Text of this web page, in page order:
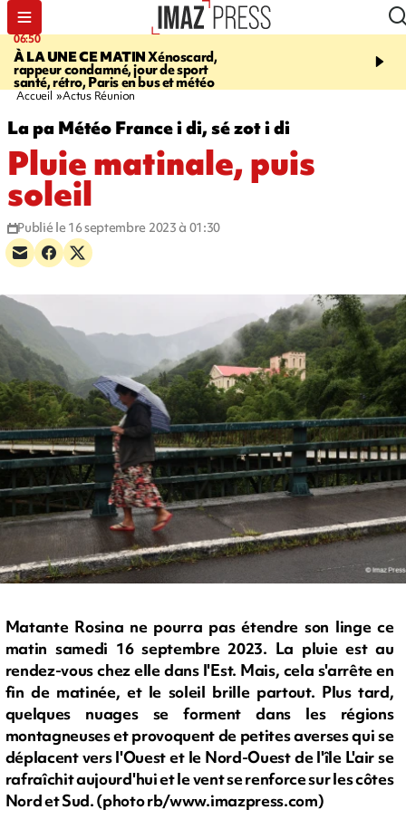
06:50
À LA UNE CE MATINXénoscard,
rappeur condamné, jour de sport
santé, rétro, Paris en bus et météo
08:53
Jour de
2026 - bouger,
Accueil Actus Réunion
La pa Météo France i di, sé zot i di
Pluie matinale, puis
soleil
Publié le 16 septembre 2023 à 01:30
Matante Rosina ne pourra pas étendre son linge ce
matin samedi 16 septembre 2023. La pluie est au
rendez-vous chez elle dans l'Est. Mais, cela s'arrête en
fin de matinée, et le soleil brille partout. Plus tard,
quelques nuages se forment dans les régions
montagneuses et provoquent de petites averses qui se
déplacent vers l'Ouest et le Nord-Ouest de l'île L'air se
rafraîchit aujourd'hui et le vent se renforce sur les côtes
Nord et Sud. (photo rb/www.imazpress.com)